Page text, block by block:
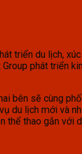
triển du lịch,
phát triển
bên sẽ cùng
du lịch mới và
thể thao gắn với